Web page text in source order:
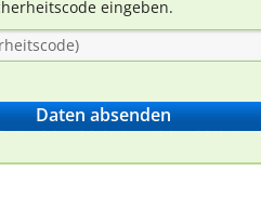
eingeben.